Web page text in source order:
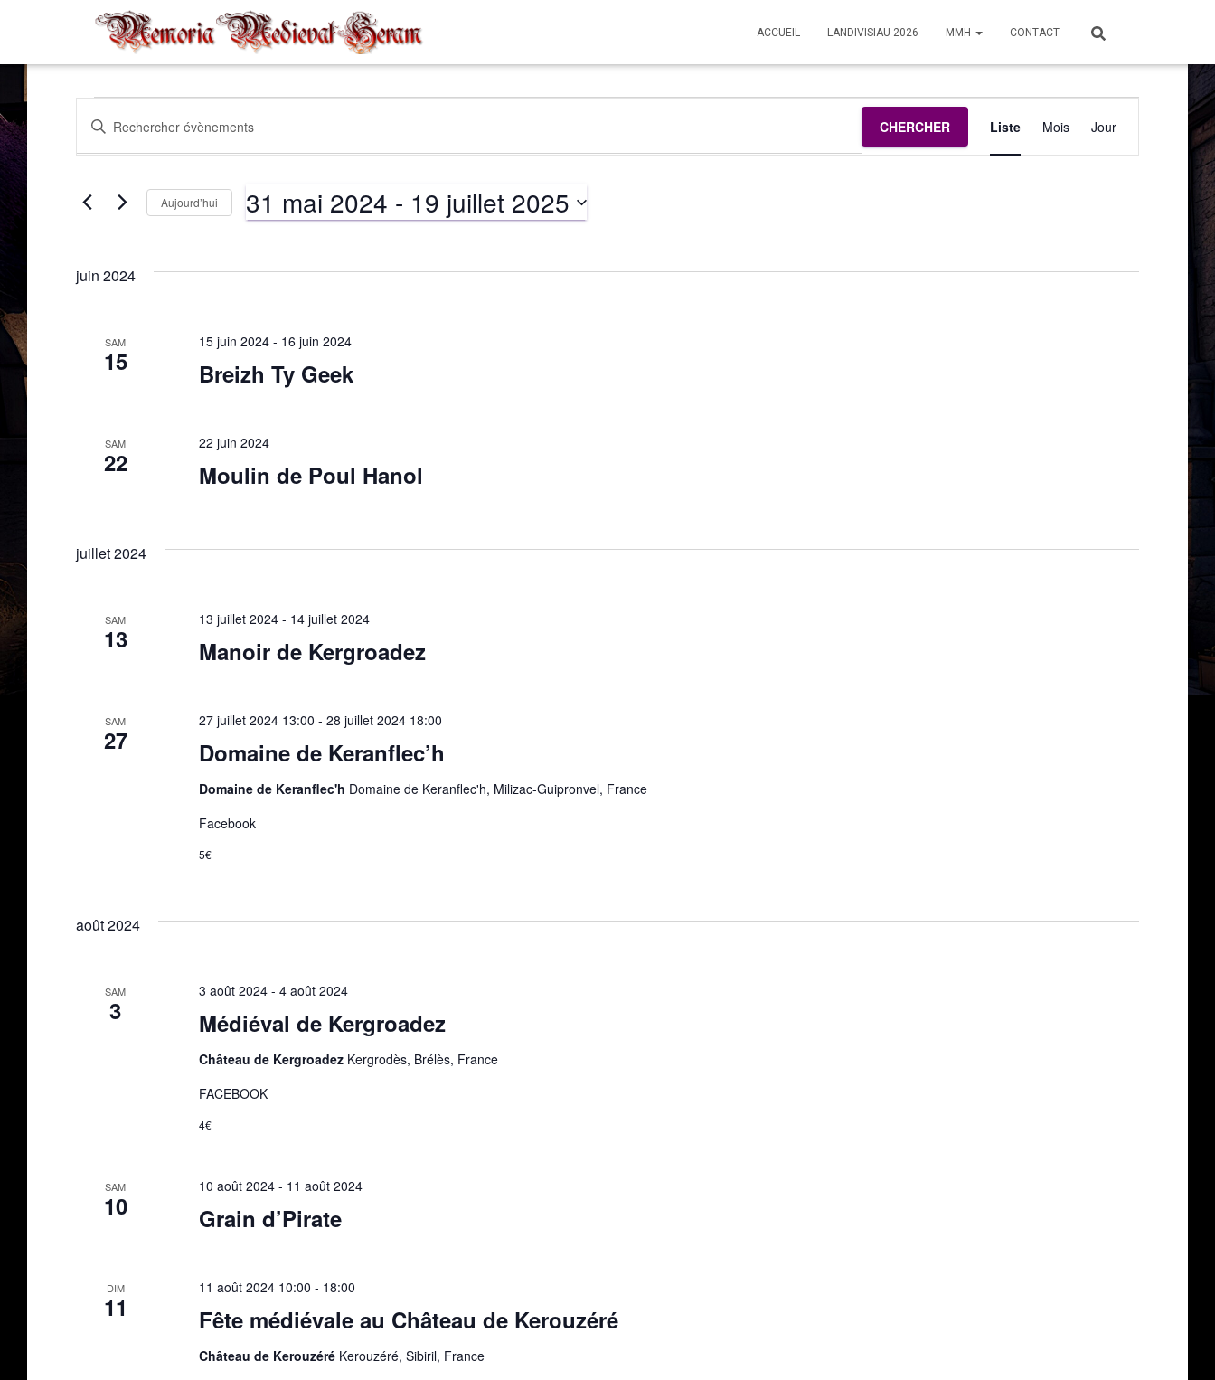
ACCUEIL LANDIVISIAU 2026 MMH CONTACT
Évènements
Recherche
de
vues
Évènements
Saisir
mot-
clé.
Évènements
CHERCHER
Navigation
de
Liste Mois Jour
Aujourd’hui 31 mai 2024 - 19 juillet 2025
date.
juin 2024
SAM
15 Breizh Ty Geek
15 juin 2024- 16 juin 2024
SAM
22 Moulin de Poul Hanol
22 juin 2024
juillet 2024
SAM
13 Manoir de Kergroadez
13 juillet 2024- 14 juillet 2024
SAM
27 Domaine de Keranflec’h
27 juillet 2024 13:00 - 28 juillet 2024 18:00
Domaine de Keranflec'h Domaine de Keranflec'h, Milizac-Guipronvel, France
Facebook
5€
août 2024
SAM
3 Médiéval de Kergroadez
3 août 2024- 4 août 2024
Château de Kergroadez Kergrodès, Brélès, France
FACEBOOK
4€
SAM
10 Grain d’Pirate
10 août 2024- 11 août 2024
DIM
11 Fête médiévale au Château de Kerouzéré
11 août 2024 10:00 - 18:00
Château de Kerouzéré Kerouzéré, Sibiril, France